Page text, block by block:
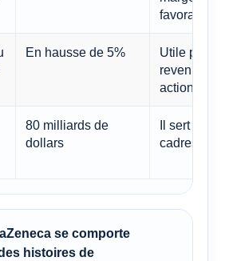
favorables.
En hausse de 5%
Utile pour
revenus
80 milliards de
dollars
Il sert de
cadres de
se comporte
histoires de